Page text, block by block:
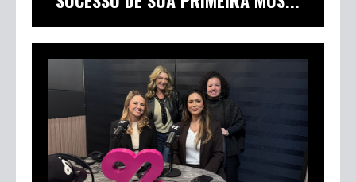
10 JUN 25 MULTIVERSO
JÚLIA MARQUES REVELA O
SUCESSO DE SUA PRIMEIRA MÚS...